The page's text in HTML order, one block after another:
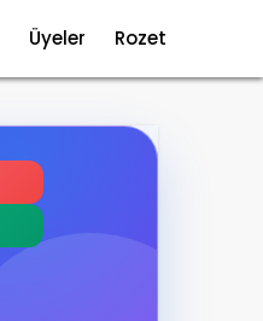
Üyeler Rozet